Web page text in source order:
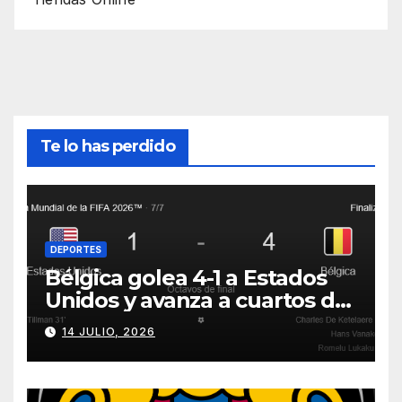
Te lo has perdido
DEPORTES
Bélgica golea 4-1 a Estados
Unidos y avanza a cuartos del
Mundial 2026
14 JULIO, 2026